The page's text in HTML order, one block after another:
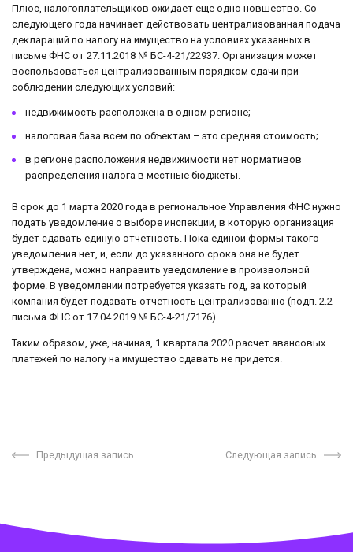
Плюс, налогоплательщиков ожидает еще одно новшество. Со
следующего года начинает действовать централизованная подача
деклараций по налогу на имущество на условиях указанных в
письме ФНС от 27.11.2018 № БС-4-21/22937. Организация может
воспользоваться централизованным порядком сдачи при
соблюдении следующих условий:
недвижимость расположена в одном регионе;
налоговая база всем по объектам – это средняя стоимость;
в регионе расположения недвижимости нет нормативов
распределения налога в местные бюджеты.
В срок до 1 марта 2020 года в региональное Управления ФНС нужно
подать уведомление о выборе инспекции, в которую организация
будет сдавать единую отчетность. Пока единой формы такого
уведомления нет, и, если до указанного срока она не будет
утверждена, можно направить уведомление в произвольной
форме. В уведомлении потребуется указать год, за который
компания будет подавать отчетность централизованно (подп. 2.2
письма ФНС от 17.04.2019 № БС-4-21/7176).
Таким образом, уже, начиная, 1 квартала 2020 расчет авансовых
платежей по налогу на имущество сдавать не придется.
Предыдущая запись Следующая запись